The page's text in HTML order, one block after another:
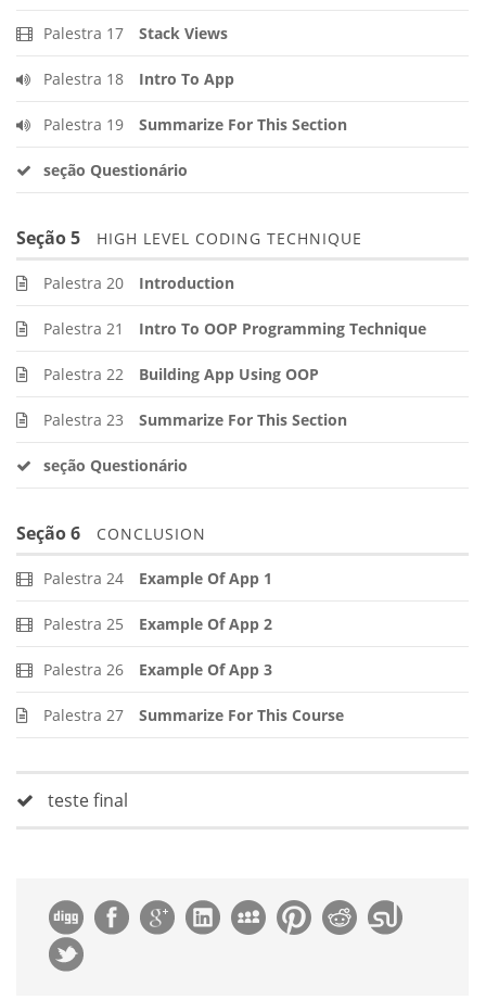
Palestra 17 Stack Views
Palestra 18 Intro To App
Palestra 19 Summarize For This Section
seção Questionário
Seção 5 HIGH LEVEL CODING TECHNIQUE
Palestra 20 Introduction
Palestra 21 Intro To OOP Programming Technique
Palestra 22 Building App Using OOP
Palestra 23 Summarize For This Section
seção Questionário
Seção 6 CONCLUSION
Palestra 24 Example Of App 1
Palestra 25 Example Of App 2
Palestra 26 Example Of App 3
Palestra 27 Summarize For This Course
teste final